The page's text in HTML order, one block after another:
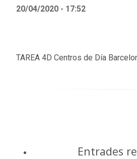
Actividades
20/04/2020 - 17:52
TAREA 4D Centros de Día
Entrades